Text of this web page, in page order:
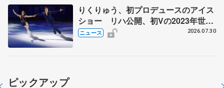
りくりゅう、初プロデュースのアイス
ショー リハ公開、初Vの2023年世界
選手権のSP披露 ハゼボロ、チョク
ニュース 2026.07.30
ピックアップ